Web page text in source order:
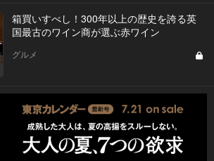
箱買いすべし！300年以上の歴史を誇る英
国最古のワイン商が選ぶ赤ワイン
グルメ